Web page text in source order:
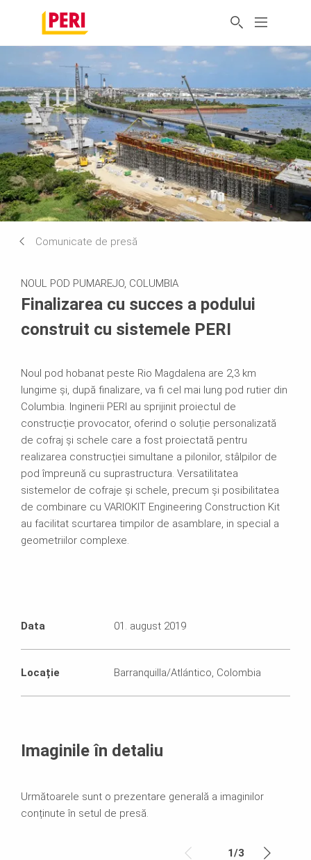
Comunicate de presă
NOUL POD PUMAREJO, COLUMBIA
Finalizarea cu succes a podului
construit cu sistemele PERI
Noul pod hobanat peste Rio Magdalena are 2,3 km
lungime și, după finalizare, va fi cel mai lung pod rutier din
Columbia. Inginerii PERI au sprijinit proiectul de
construcție provocator, oferind o soluție personalizată
de cofraj și schele care a fost proiectată pentru
realizarea construcției simultane a pilonilor, stâlpilor de
pod împreună cu suprastructura. Versatilitatea
sistemelor de cofraje și schele, precum și posibilitatea
de combinare cu VARIOKIT Engineering Construction Kit
au facilitat scurtarea timpilor de asamblare, in special a
geometriilor complexe.
Data 01. august 2019
Locație Barranquilla/Atlántico, Colombia
Imaginile în detaliu
Următoarele sunt o prezentare generală a imaginilor
conținute în setul de presă.
1/3